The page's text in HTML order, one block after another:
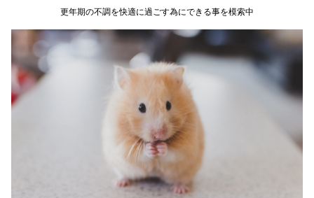
更年期の不調を快適に過ごす為にできる事を模索中